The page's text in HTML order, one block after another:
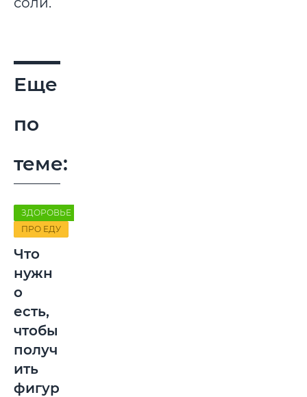
Еще
по
теме:
ЗДОРОВЬЕ
ПРО ЕДУ
Что
нужн
о
есть,
чтобы
получ
ить
фигур